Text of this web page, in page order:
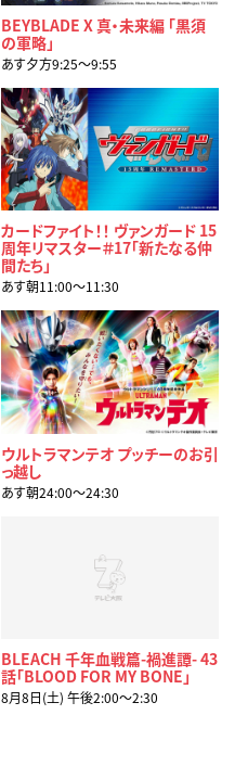
BEYBLADE X 真・未来編 「黒須
の軍略」
あす夕方9:25〜9:55
カードファイト！！ ヴァンガード 15
周年リマスター＃17「新たなる仲
間たち」
あす朝11:00〜11:30
ウルトラマンテオ プッチーのお引
っ越し
あす朝24:00〜24:30
BLEACH 千年血戦篇-禍進譚- 43
話「BLOOD FOR MY BONE」
8月8日(土) 午後2:00〜2:30